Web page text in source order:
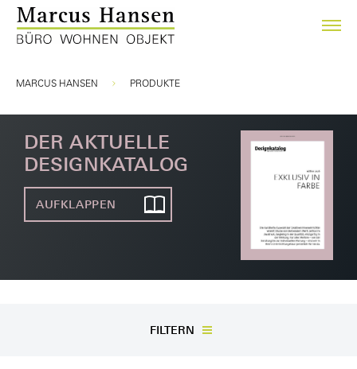
Sie sind hier:
MARCUS HANSEN PRODUKTE
DER AKTUELLE
DESIGNKATALOG
AUFKLAPPEN
FILTERN